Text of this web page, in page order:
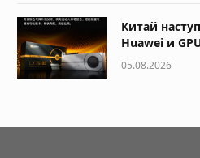
Китай
Huawei и
05.08.2026